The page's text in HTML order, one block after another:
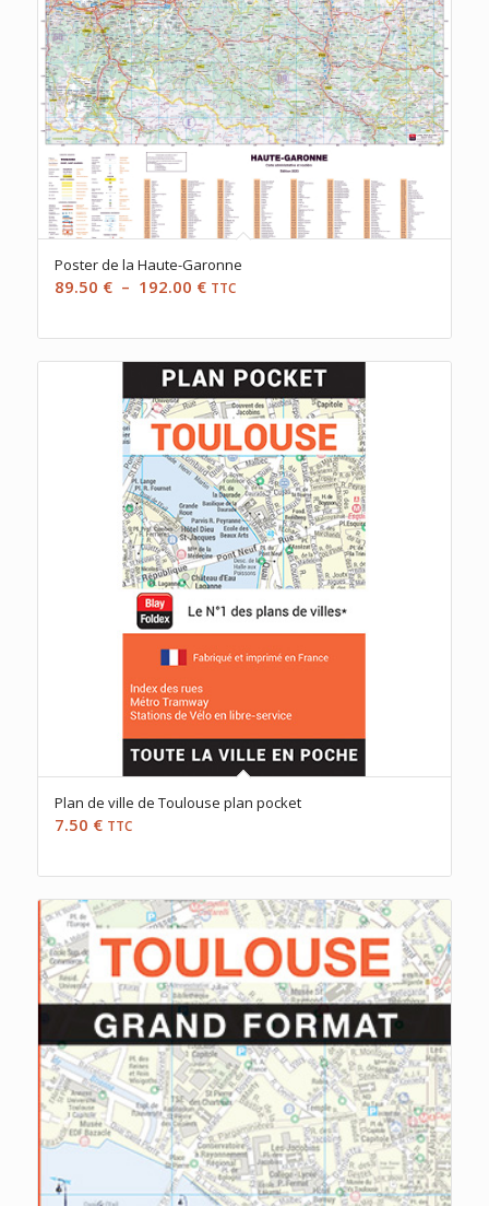
Poster de la Haute-Garonne
89.50 € – 192.00 €Plage
prix :
89.50 €
à
192.00 €
TTC
Plan de ville de Toulouse plan pocket
7.50 € TTC